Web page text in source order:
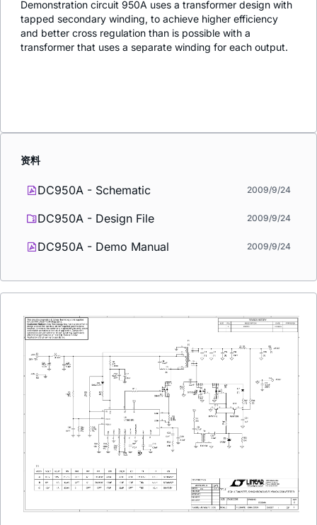
Demonstration circuit 950A uses a transformer design with
tapped secondary winding, to achieve higher efficiency
and better cross regulation than is possible with a
transformer that uses a separate winding for each output.
资料
DC950A - Schematic 2009/9/24
DC950A - Design File 2009/9/24
DC950A - Demo Manual 2009/9/24